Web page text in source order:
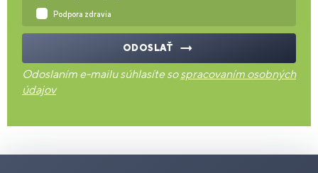
Podpora zdravia
ODOSLAŤ
Odoslaním e-mailu súhlasíte sospracovaním osobných
údajov